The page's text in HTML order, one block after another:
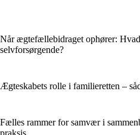
Når ægtefællebidraget ophører:
selvforsørgende?
Ægteskabets rolle i familieretten –
Fælles rammer for samvær i
praksis